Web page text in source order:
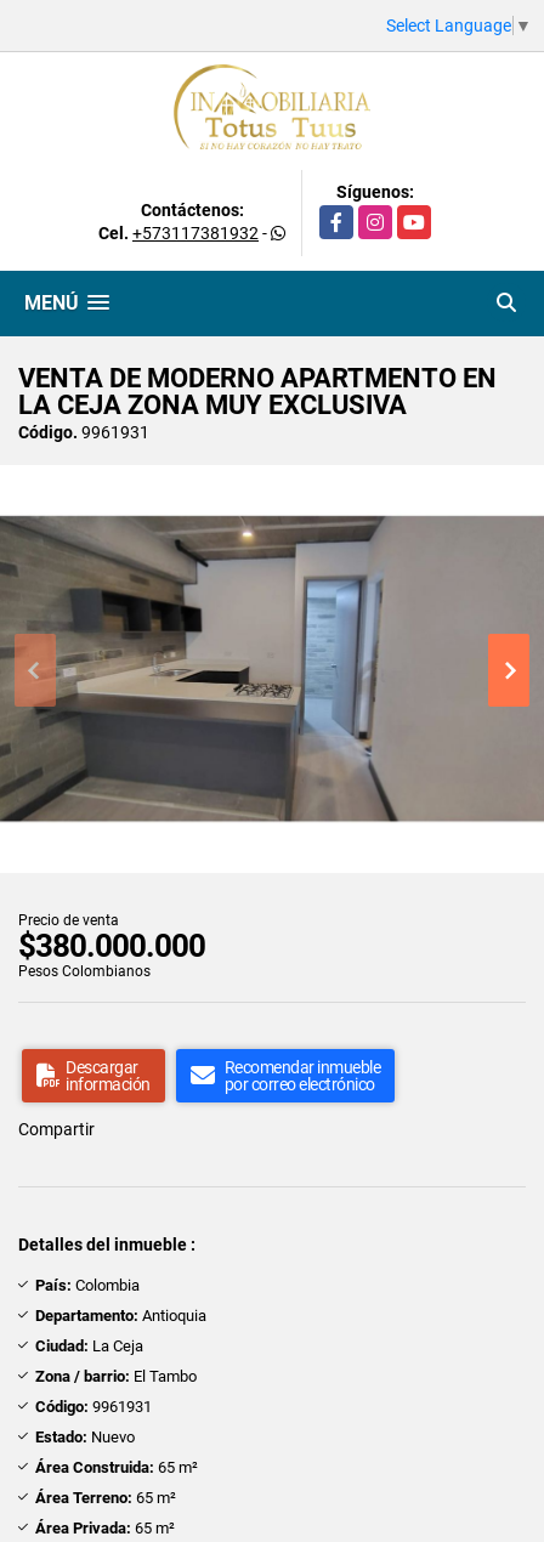
Select Language ▼
Contáctenos:
Cel. +573117381932 -
Síguenos:
FacebookInstagramYouTube
MENÚ
VENTA DE MODERNO APARTMENTO EN
LA CEJA ZONA MUY EXCLUSIVA
Código. 9961931
Precio de venta
$380.000.000
Pesos Colombianos
Descargar
información
Recomendar inmueble
por correo electrónico
Compartir
Detalles del inmueble :
País: Colombia
Departamento: Antioquia
Ciudad: La Ceja
Zona / barrio: El Tambo
Código: 9961931
Estado: Nuevo
Área Construida: 65 m²
Área Terreno: 65 m²
Área Privada: 65 m²